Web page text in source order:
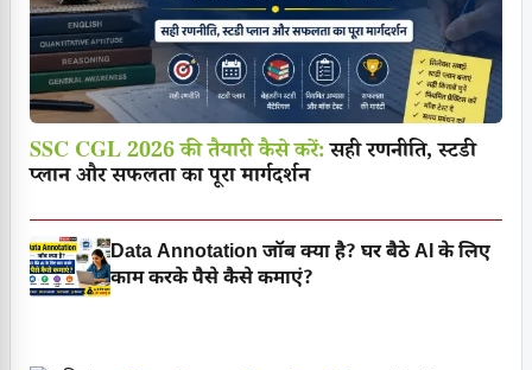
SSC CGL 2026 की तैयारी कैसे करें:सही रणनीति, स्टडी
प्लान और सफलता का पूरा मार्गदर्शन
Data Annotation जॉब क्या है? घर बैठे AI के लिए
काम करके पैसे कैसे कमाएं?